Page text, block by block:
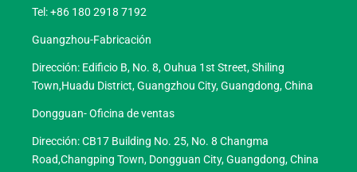
Tel: +86 180 2918 7192
Guangzhou-Fabricación
Dirección: Edificio B, No. 8, Ouhua 1st Street, Shiling
Town,Huadu District, Guangzhou City, Guangdong, China
Dongguan- Oficina de ventas
Dirección: CB17 Building No. 25, No. 8 Changma
Road,Changping Town, Dongguan City, Guangdong, China